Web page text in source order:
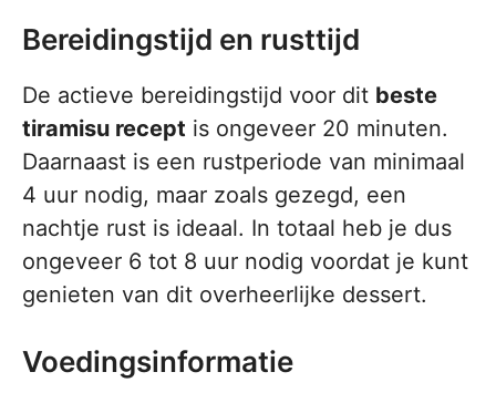
Bereidingstijd en rusttijd
De actieve bereidingstijd voor dit beste
tiramisu recept is ongeveer 20 minuten.
Daarnaast is een rustperiode van minimaal
4 uur nodig, maar zoals gezegd, een
nachtje rust is ideaal. In totaal heb je dus
ongeveer 6 tot 8 uur nodig voordat je kunt
genieten van dit overheerlijke dessert.
Voedingsinformatie